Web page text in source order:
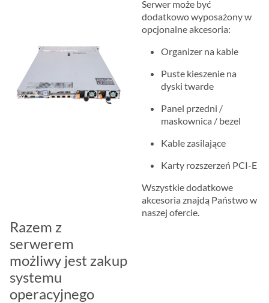
Serwer może być
dodatkowo wyposażony w
opcjonalne akcesoria:
Organizer na kable
Puste kieszenie na
dyski twarde
Panel przedni /
maskownica / bezel
Kable zasilające
Karty rozszerzeń PCI-E
Wszystkie dodatkowe
akcesoria znajdą Państwo w
naszej ofercie.
Razem z
serwerem
możliwy jest zakup
systemu
operacyjnego